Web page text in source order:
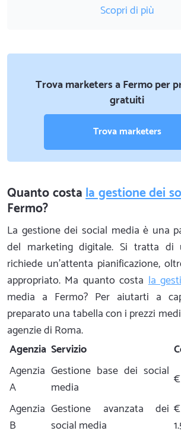
Scopri di più
Trova marketers a Fermo per
gratuiti
Trova marketers
Quanto costala gestione dei
Fermo?
La gestione dei social media è una
del marketing digitale. Si tratta di
richiede un'attenta pianificazione,
appropriato. Ma quanto costala
media a Fermo? Per aiutarti a
preparato una tabella con i prezzi
agenzie di Roma.
Agenzia Servizio
Agenzia
A
Gestione base dei social
media
Agenzia
B
Gestione avanzata dei
social media